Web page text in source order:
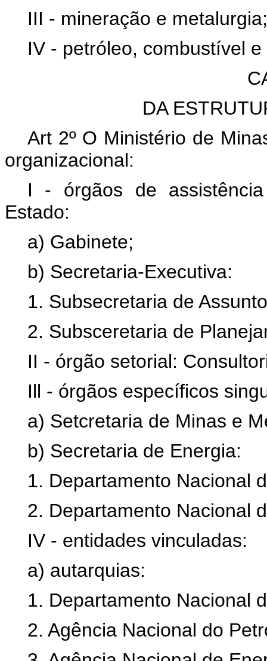
III - mineração e metalurgia;
IV - petróleo, combustível
DA
Art 2º O Ministério de
organizacional:
I - órgãos de
Estado:
a) Gabinete;
b) Secretaria-Executiva:
1. Subsecretaria de
2. Subsceretaria de
II - órgão setorial:
Ill - órgãos específicos
a) Setcretaria de Minas e
b) Secretaria de Energia:
1. Departamento Nacional
2. Departamento Nacional
IV - entidades vinculadas:
a) autarquias:
1. Departamento Nacional
2. Agência Nacional do